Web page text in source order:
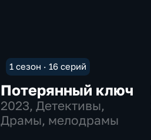
1 сезон · 16 серий
Потерянный ключ
2023, Детективы,
Драмы, мелодрамы